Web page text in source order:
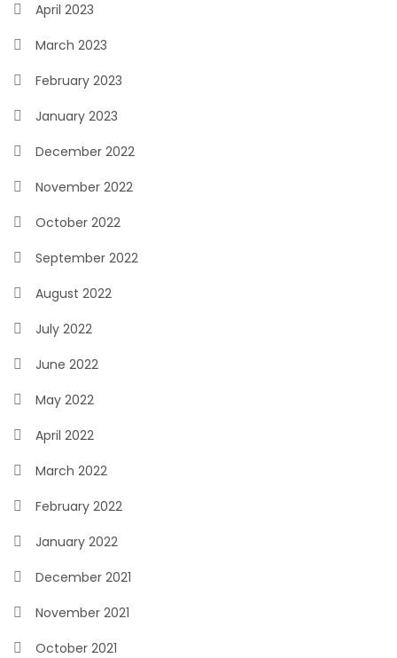
April 2023
March 2023
February 2023
January 2023
December 2022
November 2022
October 2022
September 2022
August 2022
July 2022
June 2022
May 2022
April 2022
March 2022
February 2022
January 2022
December 2021
November 2021
October 2021